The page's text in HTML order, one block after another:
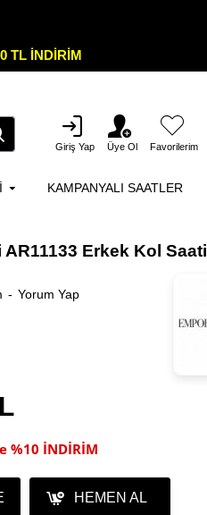
TL İNDİRİM
Giriş Yap Üye Ol Favorilerim
KAMPANYALI SAATLER
Erkek Kol Saati
- Yorum Yap
%10 İNDİRİM
HEMEN AL